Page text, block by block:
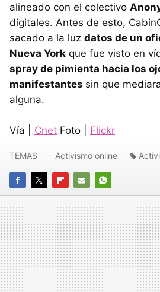
alineado con el colectivo
digitales. Antes de esto,
sacado a la luz datos de un
Nueva York que fue visto en
spray de pimienta hacia los
manifestantes sin que
alguna.
Vía | Cnet Foto | Flickr
FACEBOOK
TWITTERFLIPBOARD
E-
MAIL
WHATSAPP
TEMAS Activismo online